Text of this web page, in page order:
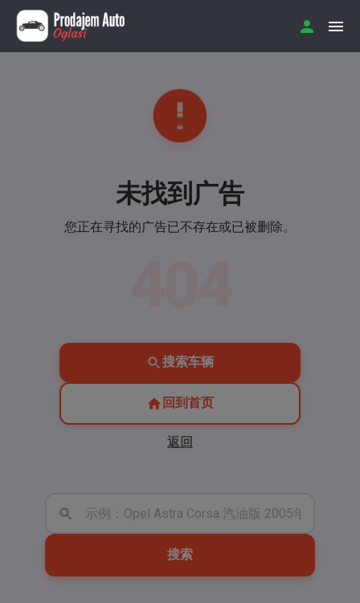
未找到广告
您正在寻找的广告已不存在或已被删除。
搜索车辆
回到首页
返回
搜索